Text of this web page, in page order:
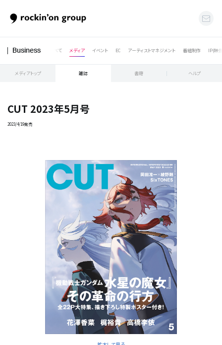
Business すべて メディア イベント EC アーティストマネジメント 番組制作 IP(映
メディアトップ 雑誌 書籍 ヘルプ
CUT 2023年5月号
2023/4/19発売